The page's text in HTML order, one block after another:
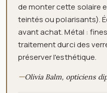
de monter cette solaire
teintés ou polarisants).
avant achat. Métal :
traitement durci des
préserver l'esthétique.
—Olivia Balm, opticiens